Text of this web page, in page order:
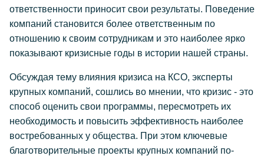
ответственности приносит свои результаты. Поведение
компаний становится более ответственным по
отношению к своим сотрудникам и это наиболее ярко
показывают кризисные годы в истории нашей страны.
Обсуждая тему влияния кризиса на КСО, эксперты
крупных компаний, сошлись во мнении, что кризис - это
способ оценить свои программы, пересмотреть их
необходимость и повысить эффективность наиболее
востребованных у общества. При этом ключевые
благотворительные проекты крупных компаний по-